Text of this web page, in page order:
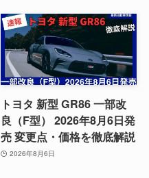
トヨタ 新型 GR86 一部改
良（F型） 2026年8月6日発
売 変更点・価格を徹底解説
2026年8月6日